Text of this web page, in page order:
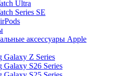
Ultra
Series SE
аксессуары Apple
Galaxy Z Series
Galaxy S26 Series